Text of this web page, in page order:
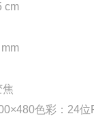
cm
焦
色彩：24位